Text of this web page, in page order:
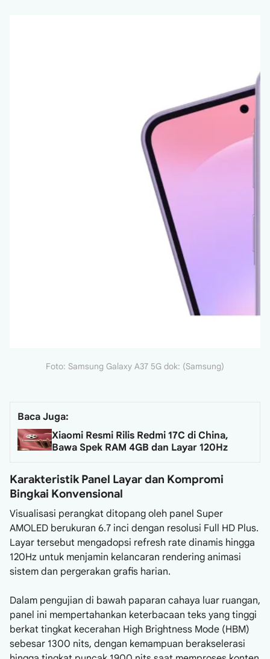
Foto: Samsung Galaxy A37 5G dok: (Samsung)
Baca Juga:
Xiaomi Resmi Rilis Redmi 17C di China,
Bawa Spek RAM 4GB dan Layar 120Hz
Karakteristik Panel Layar dan Kompromi
Bingkai Konvensional
Visualisasi perangkat ditopang oleh panel Super
AMOLED berukuran 6.7 inci dengan resolusi Full HD Plus.
Layar tersebut mengadopsi refresh rate dinamis hingga
120Hz untuk menjamin kelancaran rendering animasi
sistem dan pergerakan grafis harian.
Dalam pengujian di bawah paparan cahaya luar ruangan,
panel ini mempertahankan keterbacaan teks yang tinggi
berkat tingkat kecerahan High Brightness Mode (HBM)
sebesar 1300 nits, dengan kemampuan berakselerasi